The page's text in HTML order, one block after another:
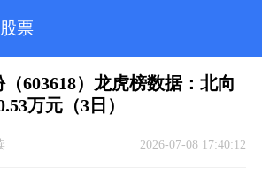
股票
603618）龙虎榜数据：北向
万元（3日）
2026-07-08 17:40:12